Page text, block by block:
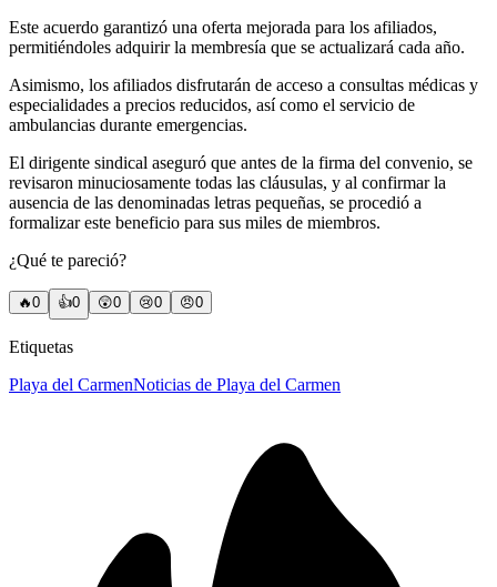
Este acuerdo garantizó una oferta mejorada para los afiliados,
permitiéndoles adquirir la membresía que se actualizará cada año.
Asimismo, los afiliados disfrutarán de acceso a consultas médicas y
especialidades a precios reducidos, así como el servicio de
ambulancias durante emergencias.
El dirigente sindical aseguró que antes de la firma del convenio, se
revisaron minuciosamente todas las cláusulas, y al confirmar la
ausencia de las denominadas letras pequeñas, se procedió a
formalizar este beneficio para sus miles de miembros.
¿Qué te pareció?
🔥0 👍0 😲0 😢0 😠0
Etiquetas
Playa del CarmenNoticias de Playa del Carmen